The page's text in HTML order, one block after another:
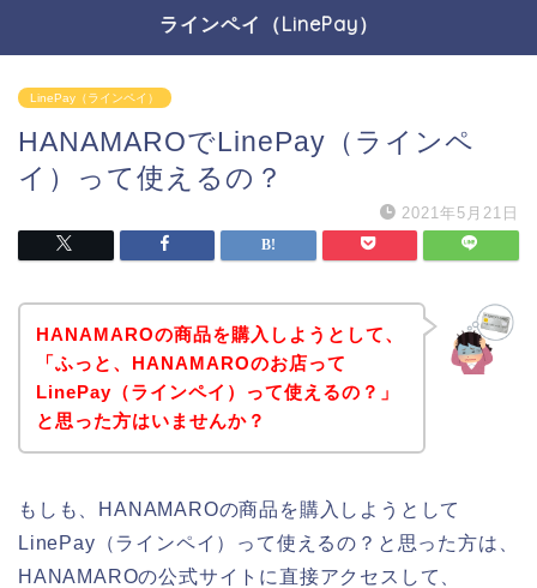
ラインペイ（LinePay）
LinePay（ラインペイ）
HANAMAROでLinePay（ラインペ
イ）って使えるの？
2021年5月21日
HANAMAROの商品を購入しようとして、
「ふっと、HANAMAROのお店って
LinePay（ラインペイ）って使えるの？」
と思った方はいませんか？
もしも、HANAMAROの商品を購入しようとして
LinePay（ラインペイ）って使えるの？と思った方は、
HANAMAROの公式サイトに直接アクセスして、